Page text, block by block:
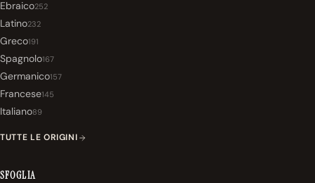
Ebraico252
Latino232
Greco191
Spagnolo167
Germanico157
Francese145
Italiano89
TUTTE LE ORIGINI
SFOGLIA